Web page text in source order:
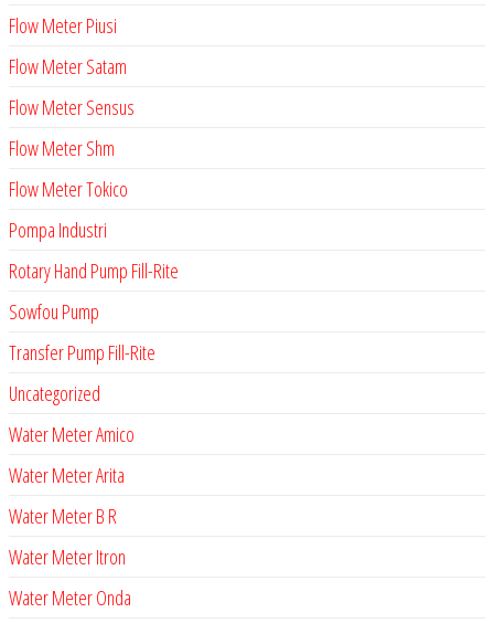
Flow Meter Piusi
Flow Meter Satam
Flow Meter Sensus
Flow Meter Shm
Flow Meter Tokico
Pompa Industri
Rotary Hand Pump Fill-Rite
Sowfou Pump
Transfer Pump Fill-Rite
Uncategorized
Water Meter Amico
Water Meter Arita
Water Meter B R
Water Meter Itron
Water Meter Onda